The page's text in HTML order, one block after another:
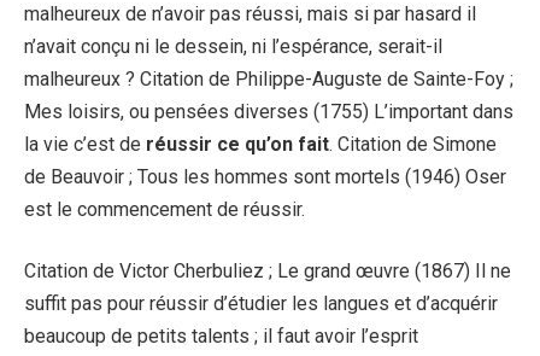
malheureux de n’avoir pas réussi, mais si par hasard il
n’avait conçu ni le dessein, ni l’espérance, serait-il
malheureux ? Citation de Philippe-Auguste de Sainte-Foy ;
Mes loisirs, ou pensées diverses (1755) L’important dans
la vie c’est de réussir ce qu’on fait. Citation de Simone
de Beauvoir ; Tous les hommes sont mortels (1946) Oser
est le commencement de réussir.
Citation de Victor Cherbuliez ; Le grand œuvre (1867) Il ne
suffit pas pour réussir d’étudier les langues et d’acquérir
beaucoup de petits talents ; il faut avoir l’esprit